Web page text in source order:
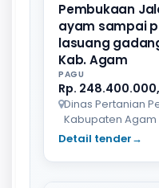
Pembukaan
ayam sampai
lasuang
Kab. Agam
PAGU
Rp.
Dinas Pertanian
Kabupaten Agam
Detail tender→